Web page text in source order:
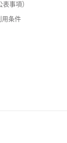
事項）
用条件